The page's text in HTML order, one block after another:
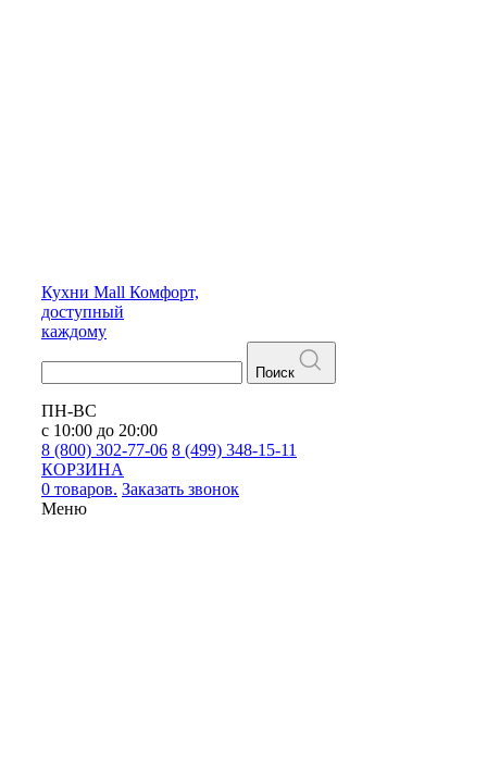
Кухни Mall Комфорт,
доступный
каждому
Поиск
ПН-ВС
с 10:00 до 20:00
8 (800) 302-77-06 8 (499) 348-15-11
КОРЗИНА
0 товаров. Заказать звонок
Меню